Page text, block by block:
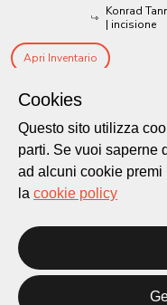
Konrad
| incisione
Apri Inventario
Cookies
Questo sito utilizza
parti. Se vuoi saperne
ad alcuni cookie
la cookie policy